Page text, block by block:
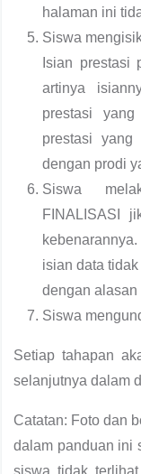
halaman ini
Siswa
Isian prestasi
artinya
prestasi
prestasi yang
dengan prodi
Siswa
FINALISASI
isian data
dengan alasan
Siswa
Setiap tahapan
selanjutnya dalam
Catatan: Foto dan
dalam panduan ini